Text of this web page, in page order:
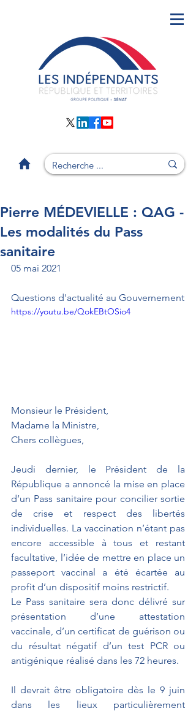
Pierre MÉDEVIELLE : QAG -
Les modalités du Pass
sanitaire
05 mai 2021
Questions d'actualité au Gouvernement
https://youtu.be/QokEBtOSio4
Monsieur le Président,
Madame la Ministre,
Chers collègues,
Jeudi dernier, le Président de la
République a annoncé la mise en place
d’un Pass sanitaire pour concilier sortie
de crise et respect des libertés
individuelles. La vaccination n’étant pas
encore accessible à tous et restant
facultative, l’idée de mettre en place un
passeport vaccinal a été écartée au
profit d’un dispositif moins restrictif.
Le Pass sanitaire sera donc délivré sur
présentation d’une attestation
vaccinale, d’un certificat de guérison ou
du résultat négatif d’un test PCR ou
antigénique réalisé dans les 72 heures.
Il devrait être obligatoire dès le 9 juin
dans les lieux particulièrement